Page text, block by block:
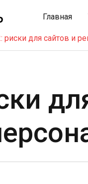
Главная
риски для сайтов и